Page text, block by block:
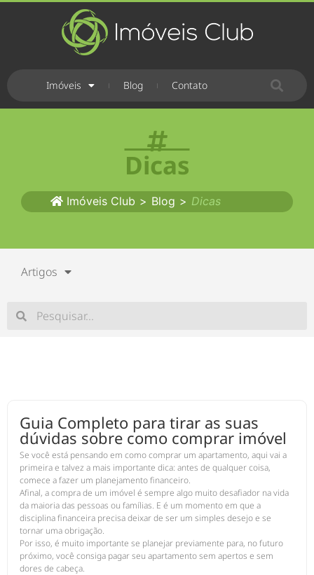
Imóveis Blog Contato
Dicas
Imóveis Club > Blog > Dicas
Artigos
Guia Completo para tirar as suas
dúvidas sobre como comprar imóvel
Se você está pensando em como comprar um apartamento, aqui vai a
primeira e talvez a mais importante dica: antes de qualquer coisa,
comece a fazer um planejamento financeiro.
Afinal, a compra de um imóvel é sempre algo muito desafiador na vida
da maioria das pessoas ou famílias. E é um momento em que a
disciplina financeira precisa deixar de ser um simples desejo e se
tornar uma obrigação.
Por isso, é muito importante se planejar previamente para, no futuro
próximo, você consiga pagar seu apartamento sem apertos e sem
dores de cabeça.